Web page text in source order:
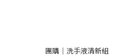
團購｜洗手液清新組